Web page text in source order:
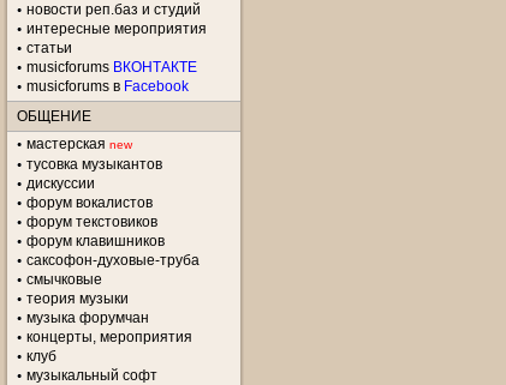
новости реп.баз и студий
интересные мероприятия
статьи
musicforums ВКОНТАКТЕ
musicforums в Facebook
ОБЩЕНИЕ
мастерская new
тусовка музыкантов
дискуссии
форум вокалистов
форум текстовиков
форум клавишников
саксофон-духовые-труба
смычковые
теория музыки
музыка форумчан
концерты, мероприятия
клуб
музыкальный софт